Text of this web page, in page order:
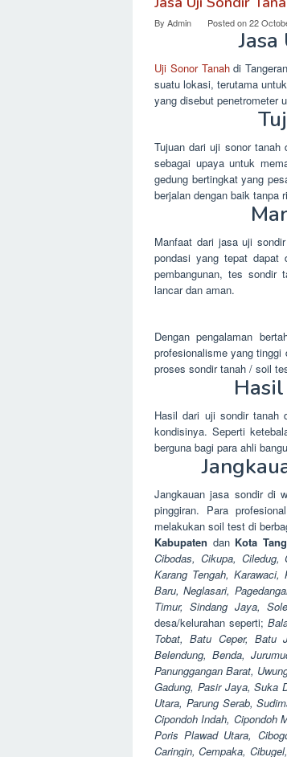
By Admin Posted on22
Uji Sonor Tanahdi
suatu lokasi, terutama
yang disebut penetrometer
Tujuan dari uji sonor tanah
sebagai upaya untuk
gedung bertingkat yang
berjalan dengan baik tanpa
Manfaat dari jasa uji
pondasi yang tepat dapat
pembangunan, tes sondir
lancar dan aman.
Dengan pengalaman
profesionalisme yang
proses sondir tanah / soil
Hasil dari uji sondir tanah
kondisinya. Seperti
berguna bagi para ahli
Jangkauan jasa sondir di
pinggiran. Para
melakukan soil test di
Kabupaten dan Kota
Cibodas, Cikupa, Ciledug,
Karang Tengah,
Baru, Neglasari,
Timur, Sindang Jaya,
desa/kelurahan seperti;
Tobat, Batu Ceper, Batu
Belendung, Benda,
Panunggangan Barat,
Gadung, Pasir Jaya, Suka
Utara, Parung Serab,
Cipondoh Indah, Cipondoh
Poris Plawad Utara,
Caringin, Cempaka,